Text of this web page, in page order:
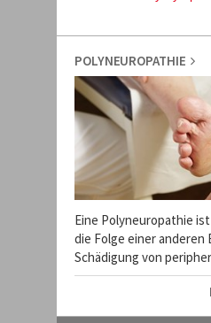
POLYNEUROPATHIE
Eine Polyneuropathie
die Folge einer anderen
Schädigung von